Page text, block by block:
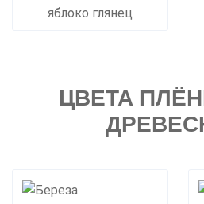
яблоко глянец
ЦВЕТА